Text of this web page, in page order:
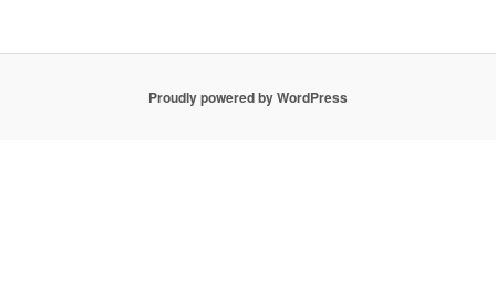
Proudly powered by WordPress